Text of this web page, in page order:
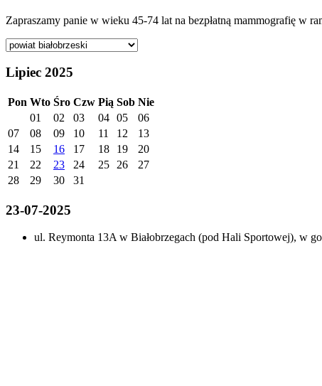
Zapraszamy panie w wieku 45-74 lat na bezpłatną mammografię w
Lipiec 2025
Pon Wto Śro Czw Pią Sob Nie
01
02 03 04 05
06
07
08 09 10 11 12
13
14
15 16 17 18 19
20
21
22 23 24 25 26
27
28
29 30 31
23-07-2025
ul. Reymonta 13A w Białobrzegach (pod Hali Sportowej), w